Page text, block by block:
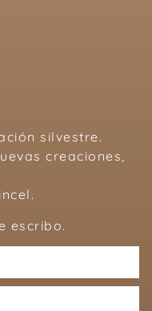
silvestre.
creaciones,
escribo.